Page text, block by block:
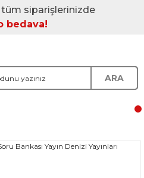
tüm siparişlerinizde
bedava!
ARA